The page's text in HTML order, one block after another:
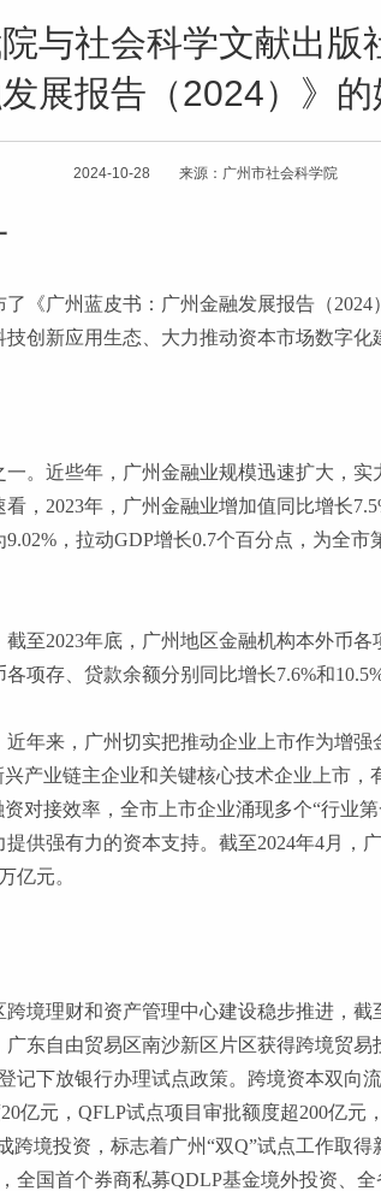
与社会科学文献出
展报告（2024）》
2024-10-28 来源：广州市社会科学院
《广州蓝皮书：广州金融发展报告（
创新应用生态、大力推动资本市场数字化
。近些年，广州金融业规模迅速扩大，实
，2023年，广州金融业增加值同比增长
，拉动GDP增长0.7个百分点，为全
截至2023年底，广州地区金融机构本外币
项存、贷款余额分别同比增长7.6%和
年来，广州切实把推动企业上市作为增
产业链主企业和关键核心技术企业上市
对接效率，全市上市企业涌现多个“行业
供强有力的资本支持。截至2024年4月，
亿元。
境理财和资产管理中心建设稳步推进，截
东自由贸易区南沙新区片区获得跨境贸
记下放银行办理试点政策。跨境资本双向
亿元，QFLP试点项目审批额度超200亿
境投资，标志着广州“双Q”试点工作取
全国首个券商私募QDLP基金境外投资、